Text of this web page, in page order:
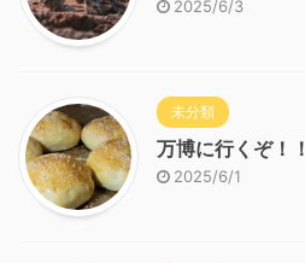
2025/6/3
未分類
万博に行くぞ！！
2025/6/1